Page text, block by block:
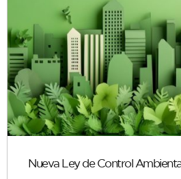
Nueva Ley de Control